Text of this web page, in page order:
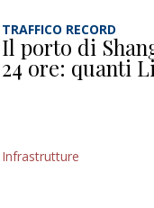
TRAFFICO RECORD
Il porto di
24 ore: quanti
Infrastrutture